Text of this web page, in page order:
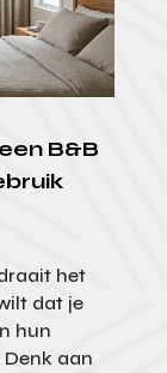
B&B
het
dat je
hun
aan